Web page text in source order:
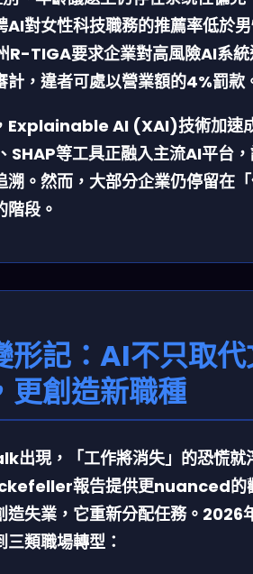
AI對女性科技職務的推薦率低於
R-TIGA要求企業對高風險AI系
計，違者可處以營業額的4%罰款
Explainable AI (XAI)技術加速
SHAP等工具正融入主流AI平台
溯。然而，大部分企業仍停留在
階段。
形記：AI不只取
更創造新職種
出現，「工作將消失」的恐慌就
報告提供更nuanced的
造失業，它重新分配任務。2026
類職場轉型：